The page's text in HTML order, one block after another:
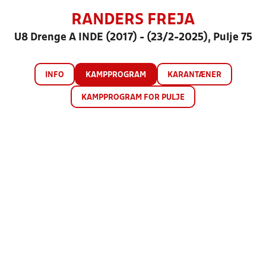
RANDERS FREJA
U8 Drenge A INDE (2017) - (23/2-2025), Pulje 75
INFO KAMPPROGRAM KARANTÆNER
KAMPPROGRAM FOR PULJE